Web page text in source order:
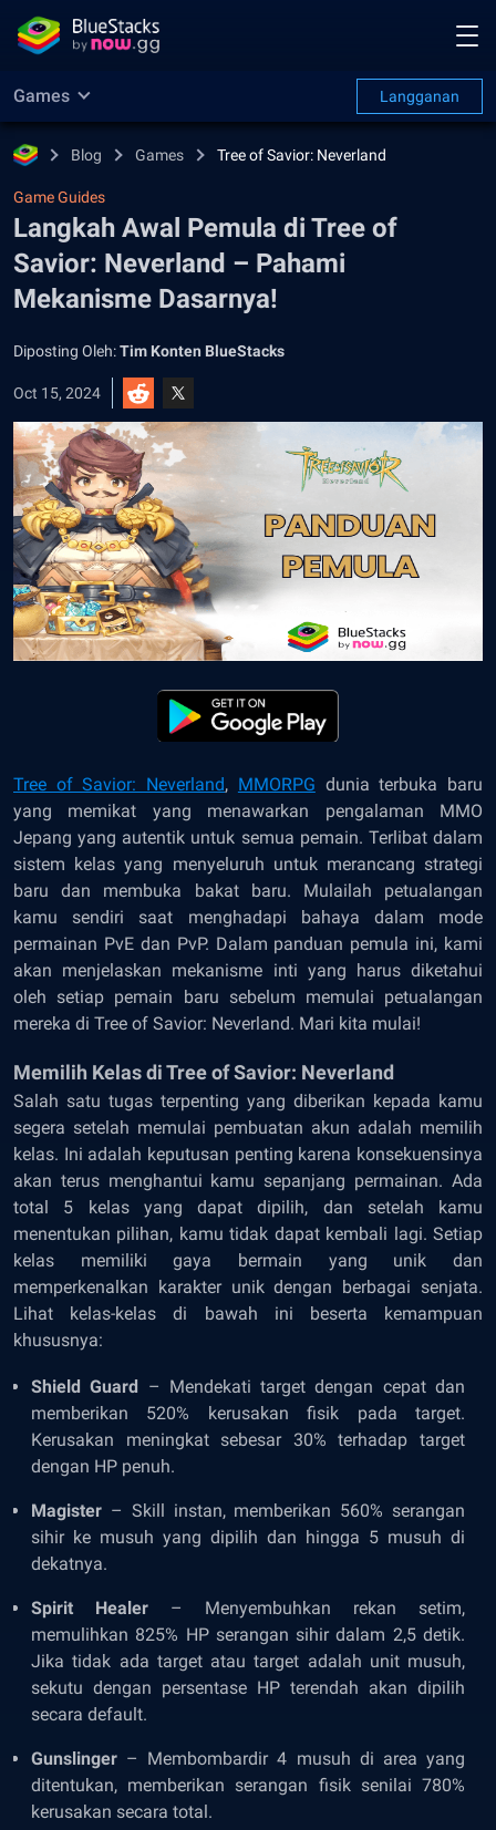
Games Langganan
Blog Games Tree of Savior: Neverland
Game Guides
Langkah Awal Pemula di Tree of
Savior: Neverland – Pahami
Mekanisme Dasarnya!
Diposting Oleh:Tim Konten BlueStacks
Oct 15, 2024
Tree of Savior: Neverland, MMORPG dunia terbuka baru
yang memikat yang menawarkan pengalaman MMO
Jepang yang autentik untuk semua pemain. Terlibat dalam
sistem kelas yang menyeluruh untuk merancang strategi
baru dan membuka bakat baru. Mulailah petualangan
kamu sendiri saat menghadapi bahaya dalam mode
permainan PvE dan PvP. Dalam panduan pemula ini, kami
akan menjelaskan mekanisme inti yang harus diketahui
oleh setiap pemain baru sebelum memulai petualangan
mereka di Tree of Savior: Neverland. Mari kita mulai!
Memilih Kelas di Tree of Savior: Neverland
Salah satu tugas terpenting yang diberikan kepada kamu
segera setelah memulai pembuatan akun adalah memilih
kelas. Ini adalah keputusan penting karena konsekuensinya
akan terus menghantui kamu sepanjang permainan. Ada
total 5 kelas yang dapat dipilih, dan setelah kamu
menentukan pilihan, kamu tidak dapat kembali lagi. Setiap
kelas memiliki gaya bermain yang unik dan
memperkenalkan karakter unik dengan berbagai senjata.
Lihat kelas-kelas di bawah ini beserta kemampuan
khususnya:
Shield Guard – Mendekati target dengan cepat dan
memberikan 520% ​​kerusakan fisik pada target.
Kerusakan meningkat sebesar 30% terhadap target
dengan HP penuh.
Magister – Skill instan, memberikan 560% serangan
sihir ke musuh yang dipilih dan hingga 5 musuh di
dekatnya.
Spirit Healer – Menyembuhkan rekan setim,
memulihkan 825% HP serangan sihir dalam 2,5 detik.
Jika tidak ada target atau target adalah unit musuh,
sekutu dengan persentase HP terendah akan dipilih
secara default.
Gunslinger – Membombardir 4 musuh di area yang
ditentukan, memberikan serangan fisik senilai 780%
kerusakan secara total.